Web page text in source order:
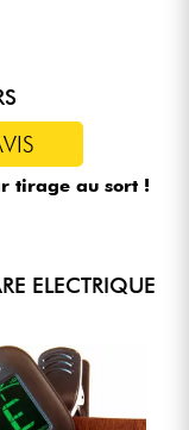
tirage au sort !
ELECTRIQUE